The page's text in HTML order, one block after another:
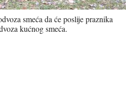
smeća da će poslije praznika
kućnog smeća.